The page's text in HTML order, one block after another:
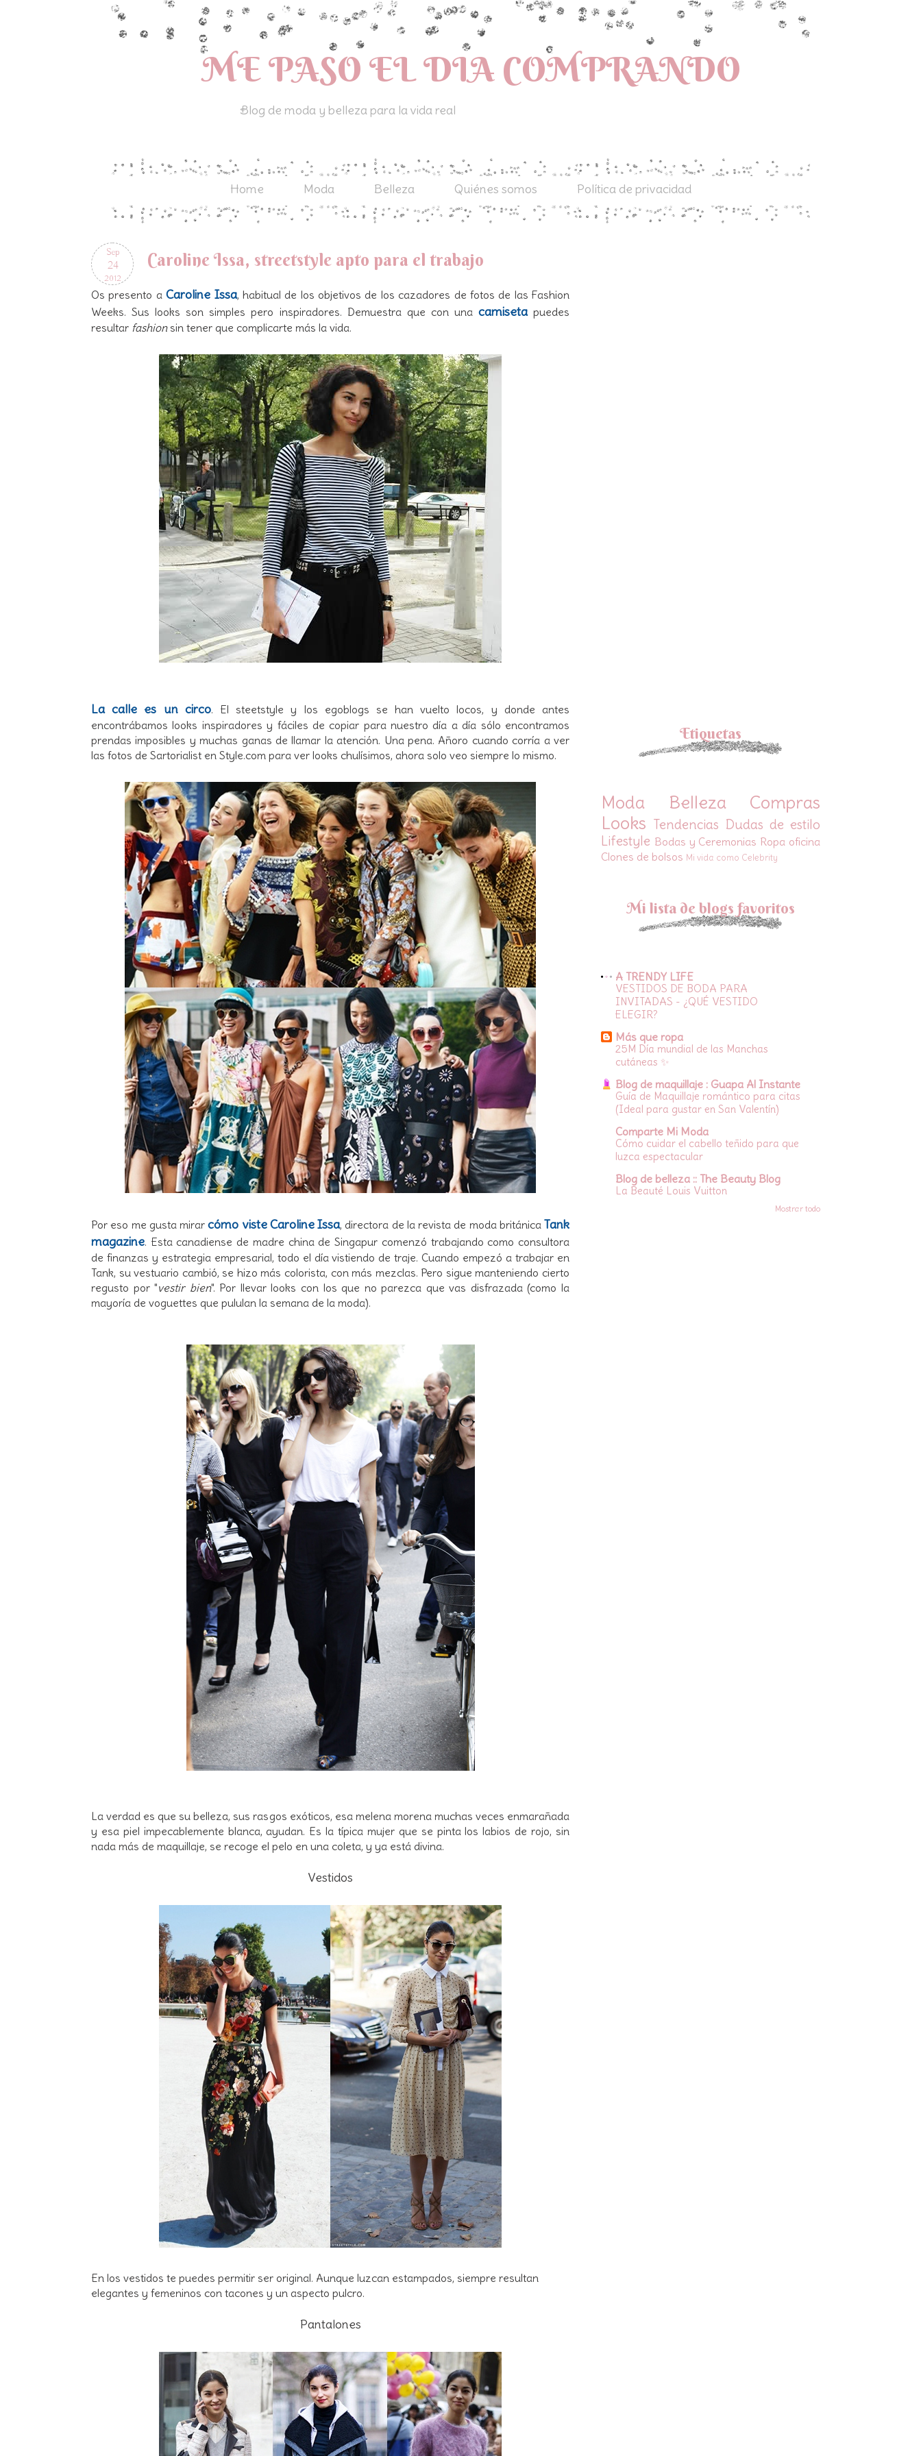
ME PASO EL DIA COMPRANDO
Blog de moda y belleza para la vida real
Home Moda Belleza Quiénes somos Política de privacidad
Sep
24
2012
Caroline Issa, streetstyle apto para el trabajo
Os presento aCaroline Issa, habitual de los objetivos de los cazadores de fotos de las Fashion
Weeks. Sus looks son simples pero inspiradores. Demuestra que con una camisetapuedes
resultar fashionsin tener que complicarte más la vida.
La calle es un circo. El steetstyle y los egoblogs se han vuelto locos, y donde antes
encontrábamos looks inspiradores y fáciles de copiar para nuestro día a día sólo encontramos
prendas imposibles y muchas ganas de llamar la atención. Una pena. Añoro cuando corría a ver
las fotos de Sartorialist en Style.com para ver looks chulísimos, ahora solo veo siempre lo mismo.
Por eso me gusta mirarcómo viste Caroline Issa, directora de la revista de moda británica Tank
magazine. Esta canadiense de madre china de Singapur comenzó trabajando como consultora
de finanzas y estrategia empresarial, todo el día vistiendo de traje. Cuando empezó a trabajar en
Tank, su vestuario cambió, se hizo más colorista, con más mezclas. Pero sigue manteniendo cierto
regusto por "vestir bien". Por llevar looks con los que no parezca que vas disfrazada (como la
mayoría de voguettes que pululan la semana de la moda).
La verdad es que su belleza, sus rasgos exóticos, esa melena morena muchas veces enmarañada
y esa piel impecablemente blanca, ayudan. Es la típica mujer que se pinta los labios de rojo, sin
nada más de maquillaje, se recoge el pelo en una coleta, y ya está divina.
Vestidos
En los vestidos te puedes permitir ser original. Aunque luzcan estampados, siempre resultan
elegantes y femeninos con tacones y un aspecto pulcro.
Pantalones
Etiquetas
Moda Belleza
Compras
Looks Tendencias Dudas de estilo
Lifestyle Bodas y Ceremonias Ropa oficina
Clones de bolsos Mi vida como Celebrity
Mi lista de blogs favoritos
A TRENDY LIFE
VESTIDOS DE BODA PARA
INVITADAS - ¿QUÉ VESTIDO
ELEGIR?
Más que ropa
25M Día mundial de las Manchas
cutáneas ✨
Blog de maquillaje : Guapa Al Instante
Guía de Maquillaje romántico para citas
(Ideal para gustar en San Valentín)
Comparte Mi Moda
Cómo cuidar el cabello teñido para que
luzca espectacular
Blog de belleza :: The Beauty Blog
La Beauté Louis Vuitton
Mostrar todo